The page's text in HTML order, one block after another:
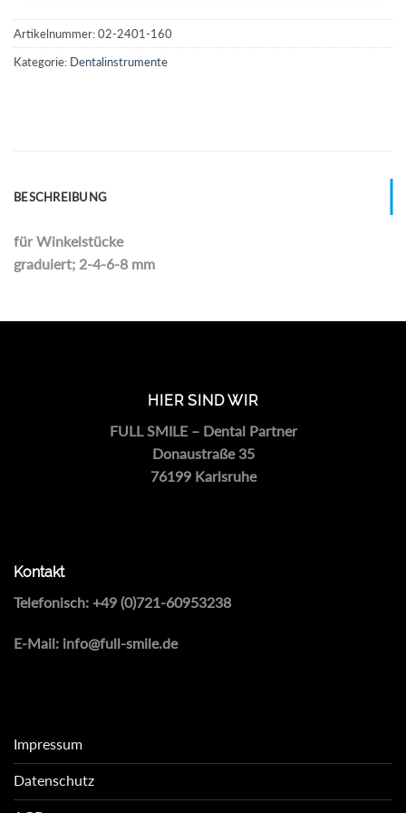
Artikelnummer:02-2401-160
Kategorie: Dentalinstrumente
BESCHREIBUNG
für Winkelstücke
graduiert; 2-4-6-8 mm
HIER SIND WIR
FULL SMILE – Dental Partner
Donaustraße 35
76199 Karlsruhe
Kontakt
Telefonisch: +49 (0)721-60953238
E-Mail: info@full-smile.de
Impressum
Datenschutz